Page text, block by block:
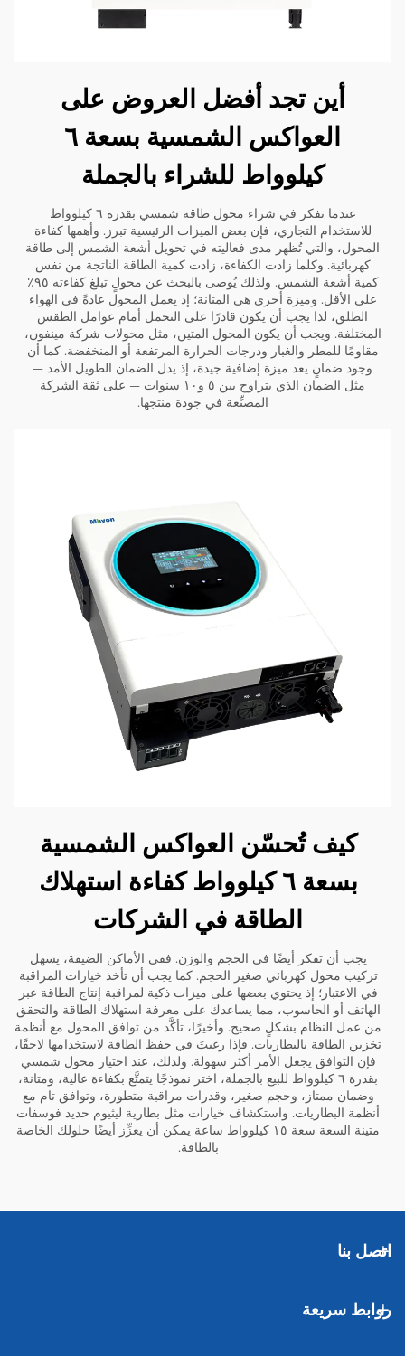
أين تجد أفضل العروض على
العواكس الشمسية بسعة ٦
كيلوواط للشراء بالجملة
عندما تفكر في شراء محول طاقة شمسي بقدرة ٦ كيلوواط
للاستخدام التجاري، فإن بعض الميزات الرئيسية تبرز. وأهمها كفاءة
المحول، والتي تُظهر مدى فعاليته في تحويل أشعة الشمس إلى طاقة
كهربائية. وكلما زادت الكفاءة، زادت كمية الطاقة الناتجة من نفس
كمية أشعة الشمس. ولذلك يُوصى بالبحث عن محولٍ تبلغ كفاءته ٩٥٪
على الأقل. وميزة أخرى هي المتانة؛ إذ يعمل المحول عادةً في الهواء
الطلق، لذا يجب أن يكون قادرًا على التحمل أمام عوامل الطقس
المختلفة. ويجب أن يكون المحول المتين، مثل محولات شركة مينفون،
مقاومًا للمطر والغبار ودرجات الحرارة المرتفعة أو المنخفضة. كما أن
وجود ضمانٍ يعد ميزة إضافية جيدة، إذ يدل الضمان الطويل الأمد —
مثل الضمان الذي يتراوح بين ٥ و١٠ سنوات — على ثقة الشركة
المصنِّعة في جودة منتجها.
كيف تُحسّن العواكس الشمسية
بسعة ٦ كيلوواط كفاءة استهلاك
الطاقة في الشركات
يجب أن تفكر أيضًا في الحجم والوزن. ففي الأماكن الضيقة، يسهل
تركيب محول كهربائي صغير الحجم. كما يجب أن تأخذ خيارات المراقبة
في الاعتبار؛ إذ يحتوي بعضها على ميزات ذكية لمراقبة إنتاج الطاقة عبر
الهاتف أو الحاسوب، مما يساعدك على معرفة استهلاك الطاقة والتحقق
من عمل النظام بشكلٍ صحيح. وأخيرًا، تأكَّد من توافق المحول مع أنظمة
تخزين الطاقة بالبطاريات. فإذا رغبتَ في حفظ الطاقة لاستخدامها لاحقًا،
فإن التوافق يجعل الأمر أكثر سهولة. ولذلك، عند اختيار محول شمسي
بقدرة ٦ كيلوواط للبيع بالجملة، اختر نموذجًا يتمتَّع بكفاءة عالية، ومتانة،
وضمان ممتاز، وحجم صغير، وقدرات مراقبة متطورة، وتوافق تام مع
أنظمة البطاريات. واستكشاف خيارات مثل بطارية ليثيوم حديد فوسفات
متينة السعة سعة ١٥ كيلوواط ساعة
يمكن أن يعزِّز أيضًا حلولك الخاصة
بالطاقة.
اتصل بنا
روابط سريعة